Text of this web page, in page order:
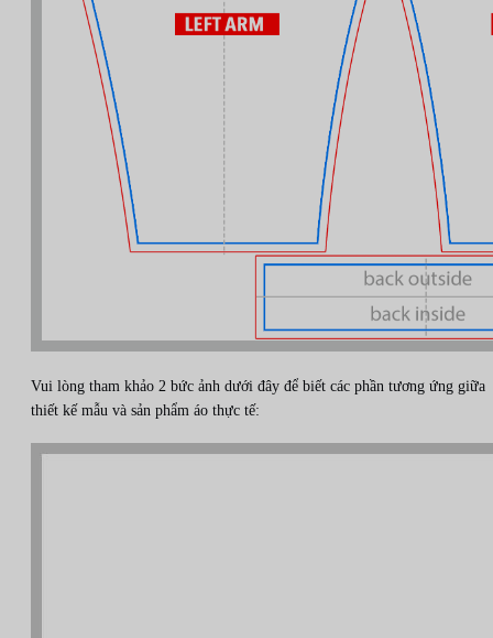
Vui lòng tham khảo 2 bức ảnh dưới đây để biết các phần tương ứng giữa
thiết kế mẫu và sản phẩm áo thực tế: